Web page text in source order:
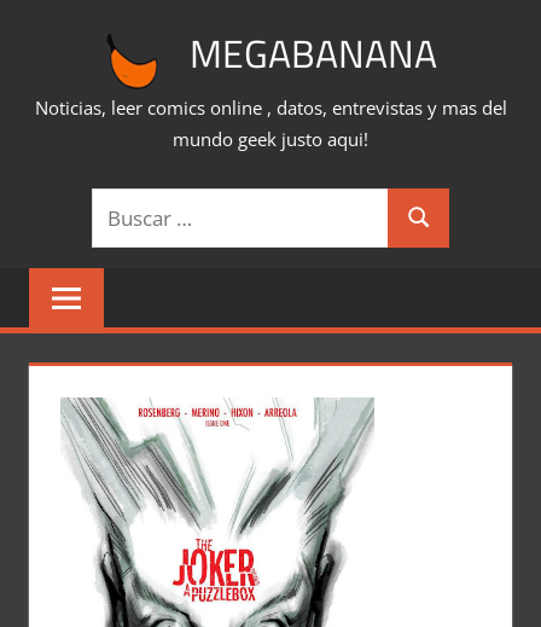
MEGABANANA
Noticias, leer comics online , datos, entrevistas y mas del
mundo geek justo aqui!
Buscar:
Buscar